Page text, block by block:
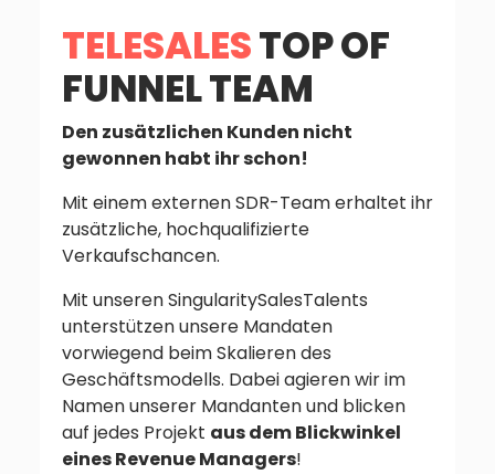
TELESALESTOP OF
FUNNEL TEAM
Den zusätzlichen Kunden nicht
gewonnen habt ihr schon!
Mit einem externen SDR-Team erhaltet ihr
zusätzliche, hochqualifizierte
Verkaufschancen.
Mit unseren SingularitySalesTalents
unterstützen unsere Mandaten
vorwiegend beim Skalieren des
Geschäftsmodells. Dabei agieren wir im
Namen unserer Mandanten und blicken
auf jedes Projekt aus dem Blickwinkel
eines Revenue Managers!